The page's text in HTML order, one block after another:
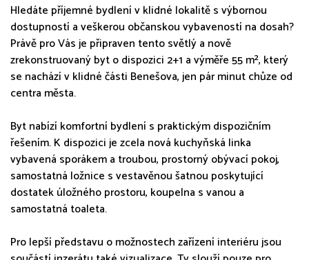
Hledáte příjemné bydlení v klidné lokalitě s výbornou
dostupností a veškerou občanskou vybaveností na dosah?
Právě pro Vás je připraven tento světlý a nově
zrekonstruovaný byt o dispozici 2+1 a výměře 55 m², který
se nachází v klidné části Benešova, jen pár minut chůze od
centra města.
Byt nabízí komfortní bydlení s praktickým dispozičním
řešením. K dispozici je zcela nová kuchyňská linka
vybavená sporákem a troubou, prostorný obývací pokoj,
samostatná ložnice s vestavěnou šatnou poskytující
dostatek úložného prostoru, koupelna s vanou a
samostatná toaleta.
Pro lepší představu o možnostech zařízení interiéru jsou